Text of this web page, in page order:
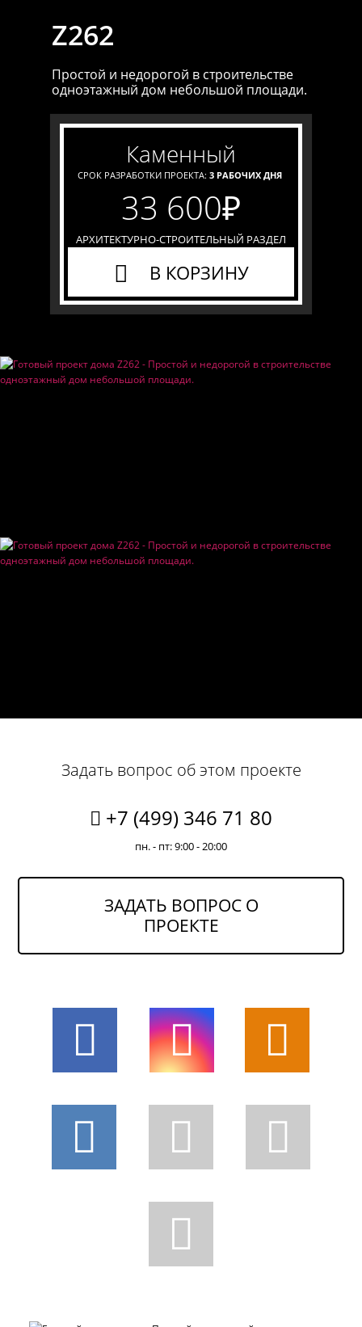
Z262
Простой и недорогой в строительстве
одноэтажный дом небольшой площади.
каменный
СРОК РАЗРАБОТКИ ПРОЕКТА: 3 РАБОЧИХ ДНЯ
33 600₽
АРХИТЕКТУРНО-СТРОИТЕЛЬНЫЙ РАЗДЕЛ
В КОРЗИНУ
Задать вопрос об этом проекте
+7 (499) 346 71 80
пн. - пт: 9:00 - 20:00
ЗАДАТЬ ВОПРОС О
ПРОЕКТЕ